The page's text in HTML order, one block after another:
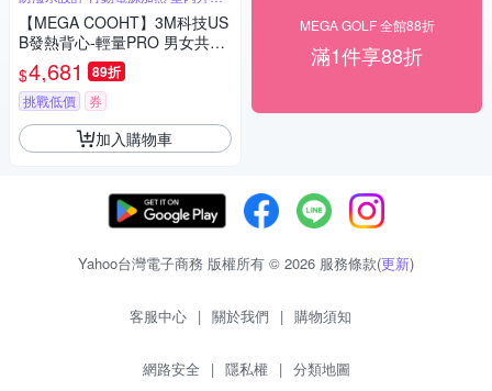
樣溫暖
【MEGA COOHT】3M科技US
B發熱背心-輕量PRO 男女共版
HT-M710
$4,681 89折
挑戰低價 券
加入購物車
MEGA GOLF 全館88折
滿1件享88折
Yahoo台灣電子商務 版權所有 © 2026 服務條款(更新)
客服中心 | 關於我們 | 購物須知
網路安全 | 隱私權 | 分類地圖